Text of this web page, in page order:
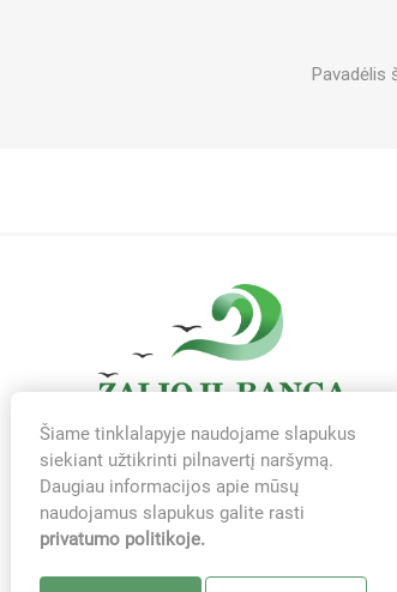
Pavadėlis
Šiame tinklalapyje naudojame slapukus
siekiant užtikrinti pilnavertį naršymą.
Daugiau informacijos apie mūsų
naudojamus slapukus galite rasti
privatumo politikoje.